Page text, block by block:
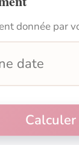
donnée par